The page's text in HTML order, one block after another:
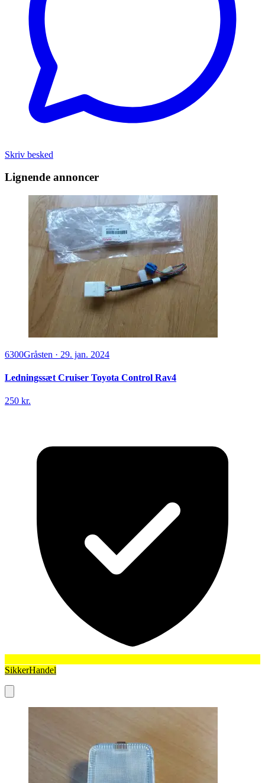
Skriv besked
Lignende annoncer
6300Gråsten · 29. jan. 2024
Ledningssæt Cruiser Toyota Control Rav4
250 kr.
SikkerHandel